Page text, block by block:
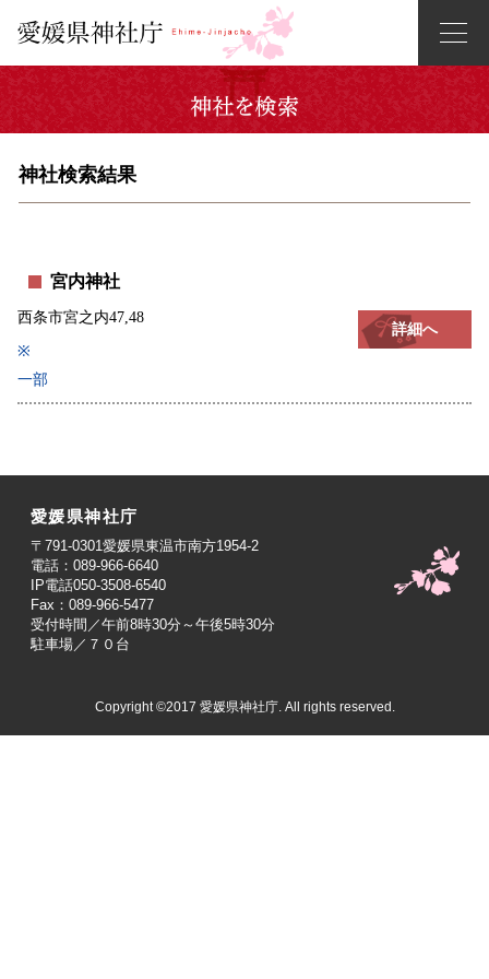
神社検索結果
宮内神社
西条市宮之内47,48
詳細へ
※
一部
愛媛県神社庁
〒791-0301愛媛県東温市南方1954-2
電話：089-966-6640
IP電話050-3508-6540
Fax：089-966-5477
受付時間／午前8時30分～午後5時30分
駐車場／７０台
Copyright ©2017 愛媛県神社庁. All rights reserved.